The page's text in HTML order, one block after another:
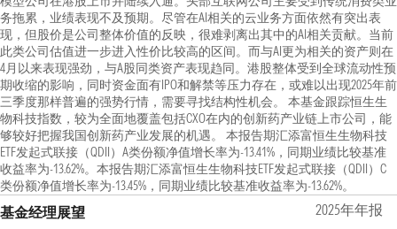
务拖累，业绩表现不及预期。尽管在AI相关的云业务方面依然有突出表
现，但股价是公司整体价值的反映，很难剥离出其中的AI相关贡献。当前
此类公司估值进一步进入性价比较高的区间。而与AI更为相关的资产则在
4月以来表现强劲，与A股同类资产表现趋同。港股整体受到全球流动性预
期收缩的影响，同时资金面有IPO和解禁等压力存在，或难以出现2025年前
三季度那样普遍的强势行情，需要寻找结构性机会。 本基金跟踪恒生生
物科技指数，较为全面地覆盖包括CXO在内的创新药产业链上市公司，能
够较好把握我国创新药产业发展的机遇。 本报告期汇添富恒生生物科技
ETF发起式联接（QDII）A类份额净值增长率为-13.41%，同期业绩比较基准
收益率为-13.62%。本报告期汇添富恒生生物科技ETF发起式联接（QDII）C
类份额净值增长率为-13.45%，同期业绩比较基准收益率为-13.62%。
基金经理展望 2025年年报